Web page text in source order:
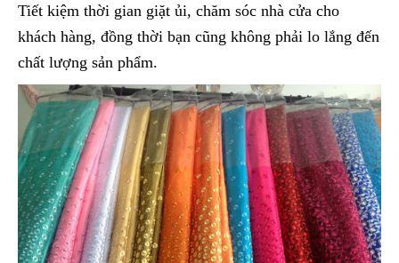
Tiết kiệm thời gian giặt ủi, chăm sóc nhà cửa cho
khách hàng, đồng thời bạn cũng không phải lo lắng đến
chất lượng sản phẩm.